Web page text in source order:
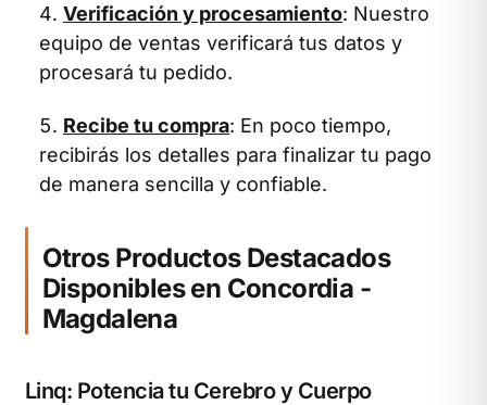
Verificación y procesamiento: Nuestro
equipo de ventas verificará tus datos y
procesará tu pedido.
Recibe tu compra: En poco tiempo,
recibirás los detalles para finalizar tu pago
de manera sencilla y confiable.
Otros Productos Destacados
Disponibles en Concordia -
Magdalena
Linq: Potencia tu Cerebro y Cuerpo